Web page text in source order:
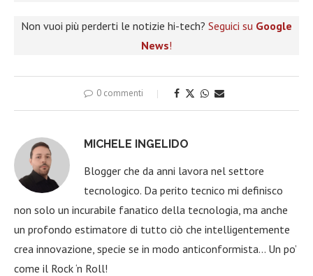
Non vuoi più perderti le notizie hi-tech? Seguici su Google
News!
0 commenti
MICHELE INGELIDO
Blogger che da anni lavora nel settore
tecnologico. Da perito tecnico mi definisco
non solo un incurabile fanatico della tecnologia, ma anche
un profondo estimatore di tutto ciò che intelligentemente
crea innovazione, specie se in modo anticonformista… Un po’
come il Rock ‘n Roll!